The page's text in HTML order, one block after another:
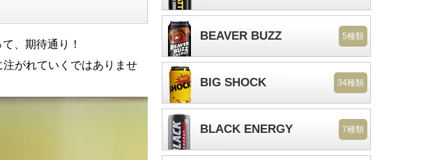
、期待通り！
がれていくではありませ
BEAVER BUZZ 5種類
BIG SHOCK 34種類
BLACK ENERGY 7種類